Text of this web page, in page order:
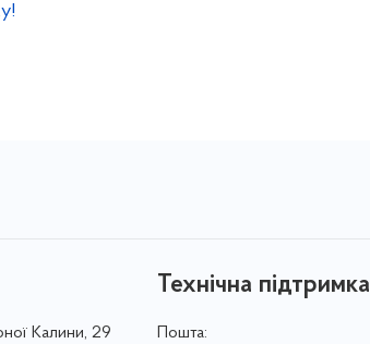
Калини, 29
Технічна підтримка
Пошта: